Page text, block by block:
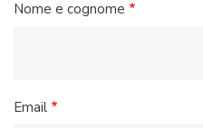
Nome e cognome
Email